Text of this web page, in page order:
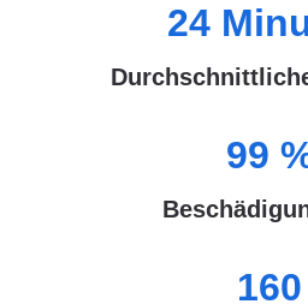
24
99
160